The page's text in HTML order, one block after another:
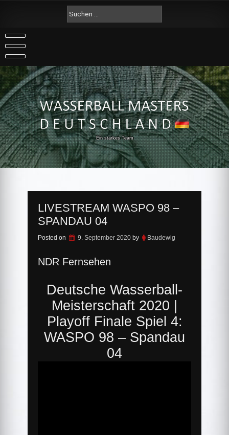
nach:
Ein starkes Team
LIVESTREAM WASPO 98 –
SPANDAU 04
Posted on 9. September 2020by Baudewig
NDR Fernsehen
Deutsche Wasserball-
Meisterschaft 2020 |
Playoff Finale Spiel 4:
WASPO 98 – Spandau
04